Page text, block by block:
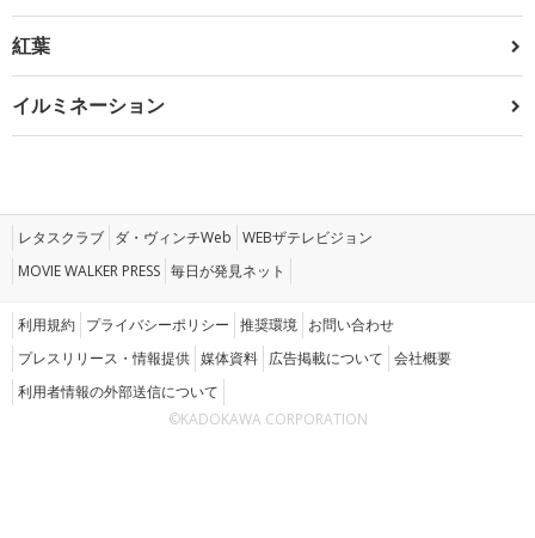
紅葉
イルミネーション
レタスクラブ ダ・ヴィンチWeb WEBザテレビジョン
MOVIE WALKER PRESS 毎日が発見ネット
利用規約 プライバシーポリシー 推奨環境 お問い合わせ
プレスリリース・情報提供 媒体資料 広告掲載について 会社概要
利用者情報の外部送信について
©KADOKAWA CORPORATION